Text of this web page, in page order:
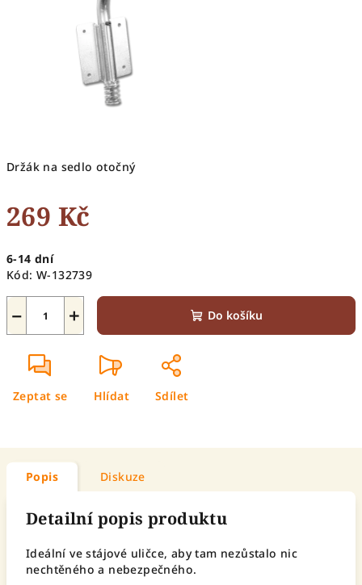
Držák na sedlo otočný
269 Kč
cena:
6-14 dní
Kód: W-132739
+
− Do košíku
Zeptat se Hlídat Sdílet
Popis Diskuze
Detailní popis produktu
Ideální ve stájové uličce, aby tam nezůstalo nic
nechtěného a nebezpečného.